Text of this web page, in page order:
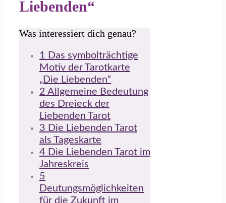
Liebenden“
Was interessiert dich genau?
1 Das symbolträchtige
Motiv der Tarotkarte
„Die Liebenden“
2 Allgemeine Bedeutung
des Dreieck der
Liebenden Tarot
3 Die Liebenden Tarot
als Tageskarte
4 Die Liebenden Tarot im
Jahreskreis
5
Deutungsmöglichkeiten
für die Zukunft im